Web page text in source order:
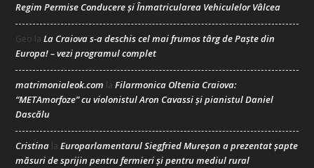
Regim Permise Conducere şi Înmatricularea Vehiculelor Vâlcea
Geo la La Craiova s-a deschis cel mai frumos târg de Paște din
Europa! – vezi programul complet
matrimonialeok.com la Filarmonica Oltenia Craiova:
“METAmorfoze” cu violonistul Aron Cavassi și pianistul Daniel
Dascălu
Cristina la Europarlamentarul Siegfried Mureșan a prezentat șapte
măsuri de sprijin pentru fermieri și pentru mediul rural